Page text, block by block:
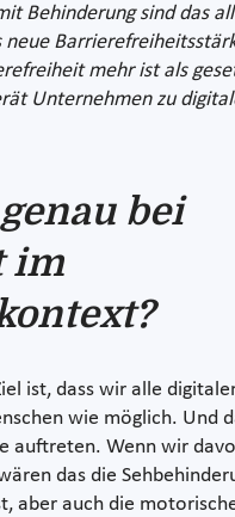
Behinderung sind das
mehr ist als
Unternehmen zu
bei
im
ist, dass wir alle
wie möglich. Und
auftreten. Wenn wir
das die
aber auch die